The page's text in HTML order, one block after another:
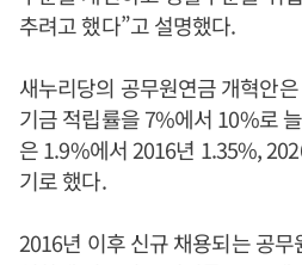
추려고 했다”고 설명했다.
새누리당의 공무원연금 개혁안
기금 적립률을 7%에서 10%로
은 1.9%에서 2016년 1.35%,
기로 했다.
2016년 이후 신규 채용되는 공